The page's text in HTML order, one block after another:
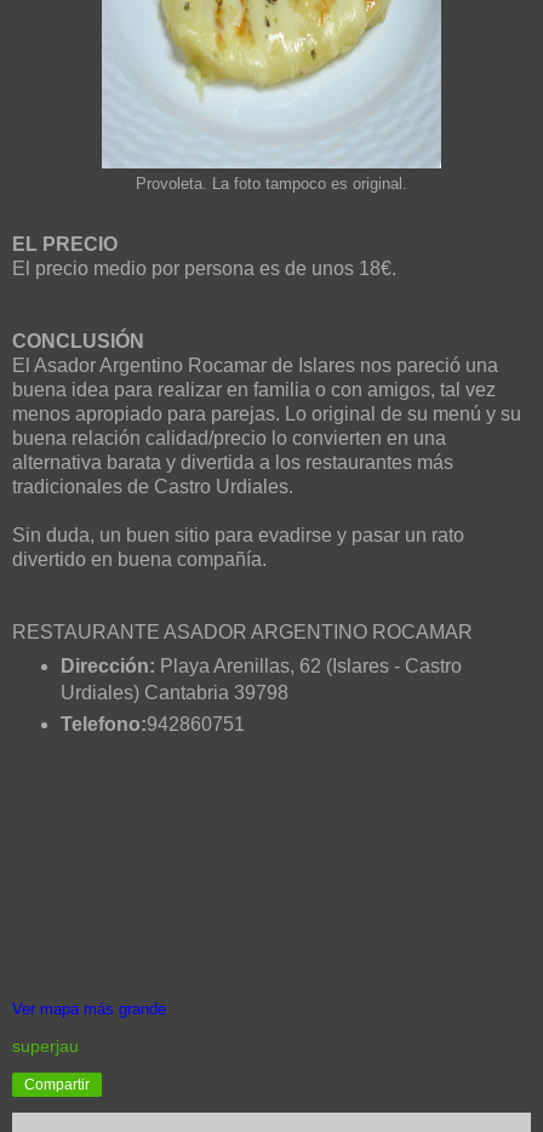
Provoleta. La foto tampoco es original.
EL PRECIO
El precio medio por persona es de unos 18€.
CONCLUSIÓN
El Asador Argentino Rocamar de Islares nos pareció una
buena idea para realizar en familia o con amigos, tal vez
menos apropiado para parejas. Lo original de su menú y su
buena relación calidad/precio lo convierten en una
alternativa barata y divertida a los restaurantes más
tradicionales de Castro Urdiales.
Sin duda, un buen sitio para evadirse y pasar un rato
divertido en buena compañía.
RESTAURANTE ASADOR ARGENTINO ROCAMAR
Dirección: Playa Arenillas, 62 (Islares - Castro
Urdiales) Cantabria 39798
Telefono:942860751
Ver mapa más grande
superjau
Compartir